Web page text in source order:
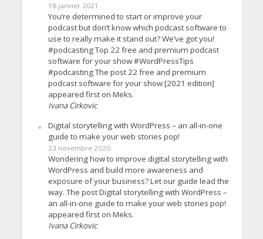
18 janvier 2021
You’re determined to start or improve your
podcast but don’t know which podcast software to
use to really make it stand out? We’ve got you!
#podcasting Top 22 free and premium podcast
software for your show #WordPressTips
#podcasting The post 22 free and premium
podcast software for your show [2021 edition]
appeared first on Meks.
Ivana Cirkovic
Digital storytelling with WordPress – an all-in-one
guide to make your web stories pop!
23 novembre 2020
Wondering how to improve digital storytelling with
WordPress and build more awareness and
exposure of your business? Let our guide lead the
way. The post Digital storytelling with WordPress –
an all-in-one guide to make your web stories pop!
appeared first on Meks.
Ivana Cirkovic